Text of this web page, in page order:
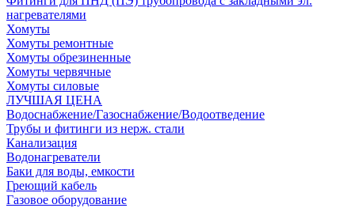
нагревателями
Хомуты
Хомуты ремонтные
Хомуты обрезиненные
Хомуты червячные
Хомуты силовые
ЛУЧШАЯ ЦЕНА
Водоснабжение/Газоснабжение/Водоотведение
Трубы и фитинги из нерж. стали
Канализация
Водонагреватели
Баки для воды, емкости
Греющий кабель
Газовое оборудование